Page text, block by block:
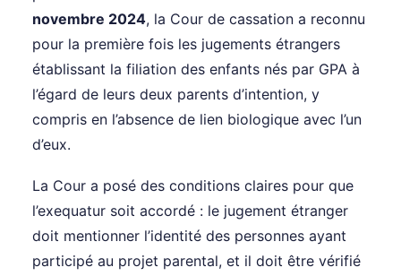
novembre 2024, la Cour de cassation a reconnu
pour la première fois les jugements étrangers
établissant la filiation des enfants nés par GPA à
l’égard de leurs deux parents d’intention, y
compris en l’absence de lien biologique avec l’un
d’eux.
La Cour a posé des conditions claires pour que
l’exequatur soit accordé : le jugement étranger
doit mentionner l’identité des personnes ayant
participé au projet parental, et il doit être vérifié